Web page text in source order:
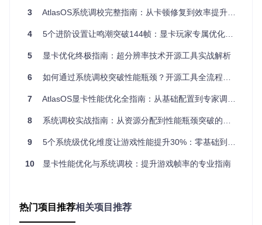
数据对比：
配置类型 平均帧率 1%低帧率 功耗
温度
默认配置
62 FPS 45 FPS 185W
78°C
优化配置
76 FPS 68 FPS 172W
72°C
画面异常
抵消效应或兼容性问题
验证效果
核心功能模块解析
3 AtlasOS系统调校完整指南：从卡顿修复到效率提升的开源工具应用方案
4 5个进阶设置让鸣潮突破144帧：显卡玩家专属优化指南
5 显卡优化终极指南：超分辨率技术开源工具实战解析
6 如何通过系统调校突破性能瓶颈？开源工具全流程优化指南
7 AtlasOS显卡性能优化全指南：从基础配置到专家调优的系统级性能释放
8 系统调校实战指南：从资源分配到性能瓶颈突破的全链路优化
9 5个系统级优化维度让游戏性能提升30%：零基础到专家的全链路优化指南
10 显卡性能优化与系统调校：提升游戏帧率的专业指南
热门项目推荐相关项目推荐